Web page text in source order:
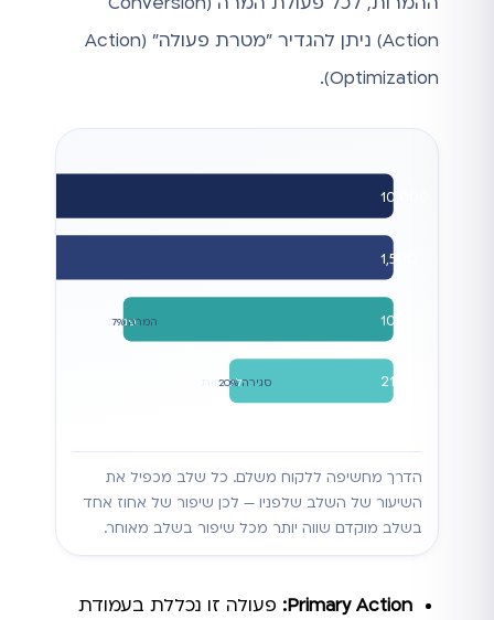
Action) ניתן להגדיר "מטרת פעולה" (Action
Optimization).
10,000
1,500
105 פניותהמרה 7%
21 לקוחותסגירה 20%
הדרך מחשיפה ללקוח משלם. כל שלב מכפיל את
השיעור של השלב שלפניו — לכן שיפור של אחוז אחד
בשלב מוקדם שווה יותר מכל שיפור בשלב מאוחר.
Primary Action: פעולה זו נכללת בעמודת